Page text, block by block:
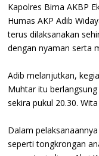
Kapolres Bima AKBP
Humas AKP Adib
terus dilaksanakan
dengan nyaman serta
Adib melanjutkan,
Muhtar itu
sekira pukul 20.30.
Dalam
seperti tongkrongan